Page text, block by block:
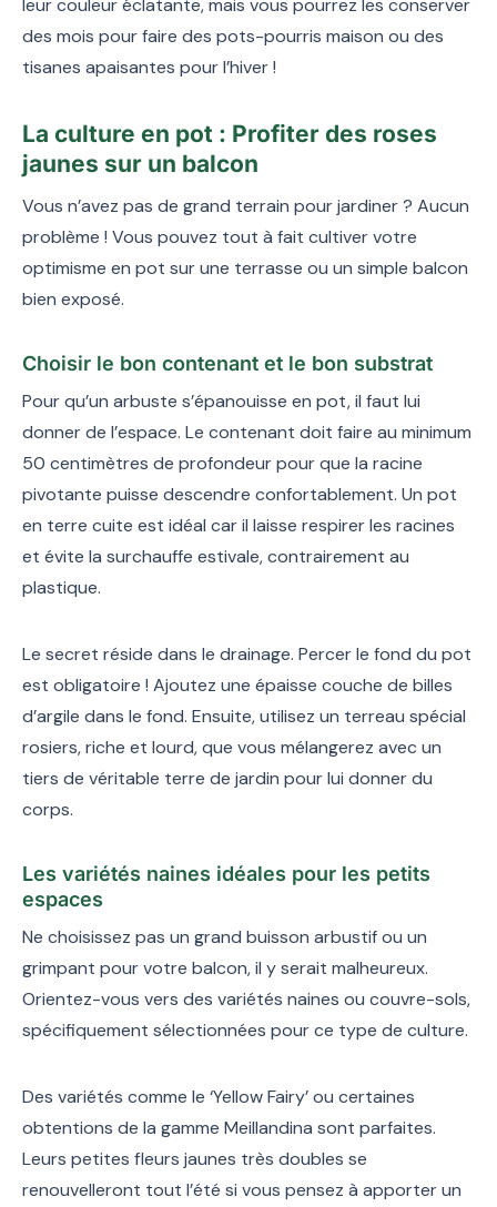
leur couleur éclatante, mais vous pourrez les conserver
des mois pour faire des pots-pourris maison ou des
tisanes apaisantes pour l’hiver !
La culture en pot : Profiter des roses
jaunes sur un balcon
Vous n’avez pas de grand terrain pour jardiner ? Aucun
problème ! Vous pouvez tout à fait cultiver votre
optimisme en pot sur une terrasse ou un simple balcon
bien exposé.
Choisir le bon contenant et le bon substrat
Pour qu’un arbuste s’épanouisse en pot, il faut lui
donner de l’espace. Le contenant doit faire au minimum
50 centimètres de profondeur pour que la racine
pivotante puisse descendre confortablement. Un pot
en terre cuite est idéal car il laisse respirer les racines
et évite la surchauffe estivale, contrairement au
plastique.
Le secret réside dans le drainage. Percer le fond du pot
est obligatoire ! Ajoutez une épaisse couche de billes
d’argile dans le fond. Ensuite, utilisez un terreau spécial
rosiers, riche et lourd, que vous mélangerez avec un
tiers de véritable terre de jardin pour lui donner du
corps.
Les variétés naines idéales pour les petits
espaces
Ne choisissez pas un grand buisson arbustif ou un
grimpant pour votre balcon, il y serait malheureux.
Orientez-vous vers des variétés naines ou couvre-sols,
spécifiquement sélectionnées pour ce type de culture.
Des variétés comme le ‘Yellow Fairy’ ou certaines
obtentions de la gamme Meillandina sont parfaites.
Leurs petites fleurs jaunes très doubles se
renouvelleront tout l’été si vous pensez à apporter un